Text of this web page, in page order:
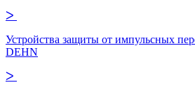
ᐳ
Устройства защиты от импульсных
DEHN
ᐳ